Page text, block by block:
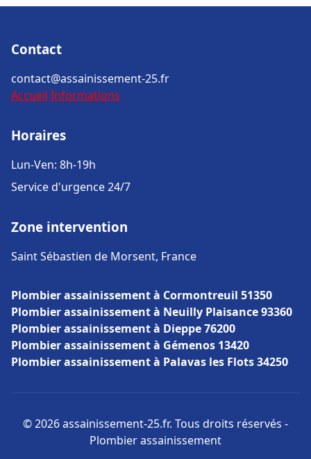
Contact
contact@assainissement-25.fr
Accueil Informations
Horaires
Lun-Ven: 8h-19h
Service d'urgence 24/7
Zone intervention
Saint Sébastien de Morsent, France
Plombier assainissement à Cormontreuil 51350
Plombier assainissement à Neuilly Plaisance 93360
Plombier assainissement à Dieppe 76200
Plombier assainissement à Gémenos 13420
Plombier assainissement à Palavas les Flots 34250
© 2026 assainissement-25.fr. Tous droits réservés -
Plombier assainissement